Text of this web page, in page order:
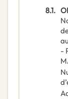
8.1.
-